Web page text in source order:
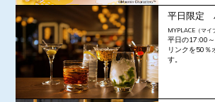
平日限定
MYPLACE（マイ
平日の17:00
リンクを50％
す。